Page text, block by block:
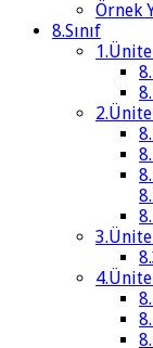
Örnek
8.Sınıf
3.Ünite